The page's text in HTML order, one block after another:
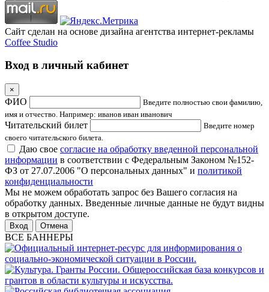
Сайт сделан на основе дизайна агентства интернет-рекламы
Coffee Studio
Вход в личный кабинет
×
ФИО
Введите полностью свои фамилию,
имя и отчество. Например: иванов иван иванович
Читательский билет
Введите номер
своего читательского билета.
Даю свое согласие на обработку введенной персональной
информации в соответствии с Федеральным Законом №152-
ФЗ от 27.07.2006 "О персональных данных" и политикой
конфиденциальности
Мы не можем обработать запрос без Вашего согласия на
обработку данных. Введенные личные данные не будут видны
в открытом доступе.
Отмена
ВСЕ БАННЕРЫ